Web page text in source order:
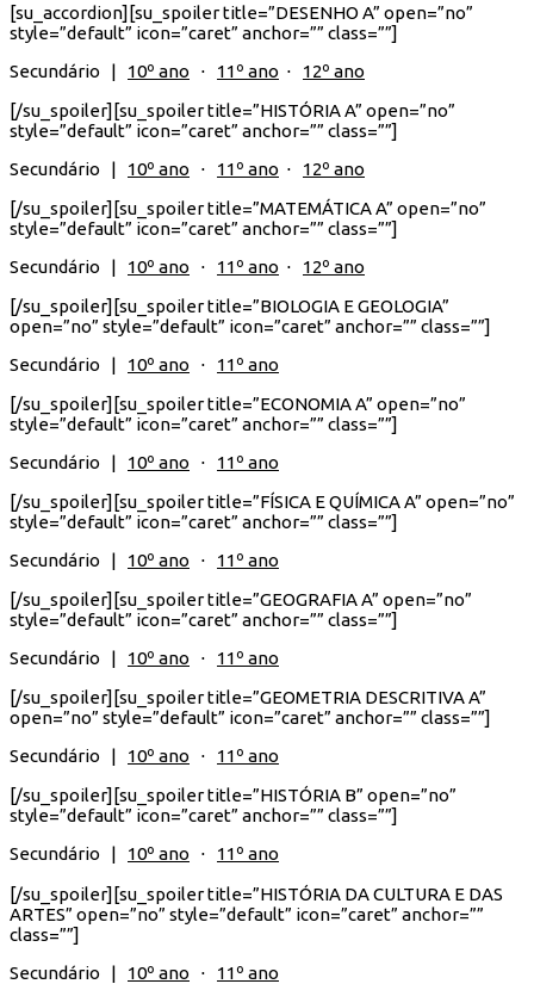
[su_accordion][su_spoiler title=”DESENHO A” open=”no”
style=”default” icon=”caret” anchor=”” class=””]
Secundário | 10º ano ⋅ 11º ano ⋅ 12º ano
[/su_spoiler][su_spoiler title=”HISTÓRIA A” open=”no”
style=”default” icon=”caret” anchor=”” class=””]
Secundário | 10º ano ⋅ 11º ano ⋅ 12º ano
[/su_spoiler][su_spoiler title=”MATEMÁTICA A” open=”no”
style=”default” icon=”caret” anchor=”” class=””]
Secundário | 10º ano ⋅ 11º ano ⋅ 12º ano
[/su_spoiler][su_spoiler title=”BIOLOGIA E GEOLOGIA”
open=”no” style=”default” icon=”caret” anchor=”” class=””]
Secundário | 10º ano ⋅ 11º ano
[/su_spoiler][su_spoiler title=”ECONOMIA A” open=”no”
style=”default” icon=”caret” anchor=”” class=””]
Secundário | 10º ano ⋅ 11º ano
[/su_spoiler][su_spoiler title=”FÍSICA E QUÍMICA A” open=”no”
style=”default” icon=”caret” anchor=”” class=””]
Secundário | 10º ano ⋅ 11º ano
[/su_spoiler][su_spoiler title=”GEOGRAFIA A” open=”no”
style=”default” icon=”caret” anchor=”” class=””]
Secundário | 10º ano ⋅ 11º ano
[/su_spoiler][su_spoiler title=”GEOMETRIA DESCRITIVA A”
open=”no” style=”default” icon=”caret” anchor=”” class=””]
Secundário | 10º ano ⋅ 11º ano
[/su_spoiler][su_spoiler title=”HISTÓRIA B” open=”no”
style=”default” icon=”caret” anchor=”” class=””]
Secundário | 10º ano ⋅ 11º ano
[/su_spoiler][su_spoiler title=”HISTÓRIA DA CULTURA E DAS
ARTES” open=”no” style=”default” icon=”caret” anchor=””
class=””]
Secundário | 10º ano ⋅ 11º ano